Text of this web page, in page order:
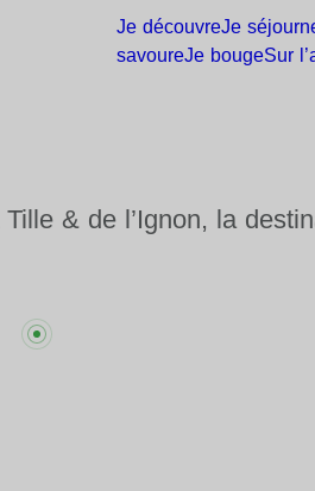
Je découvreJe
savoureJe bougeSur
& de l’Ignon, la